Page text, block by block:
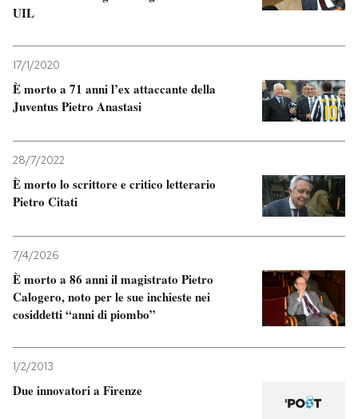
UIL
17/1/2020
È morto a 71 anni l’ex attaccante della
Juventus Pietro Anastasi
28/7/2022
È morto lo scrittore e critico letterario
Pietro Citati
7/4/2026
È morto a 86 anni il magistrato Pietro
Calogero, noto per le sue inchieste nei
cosiddetti “anni di piombo”
1/2/2013
Due innovatori a Firenze